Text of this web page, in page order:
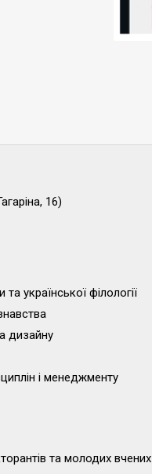
16)
української філології
дизайну
і менеджменту
та молодих вчених